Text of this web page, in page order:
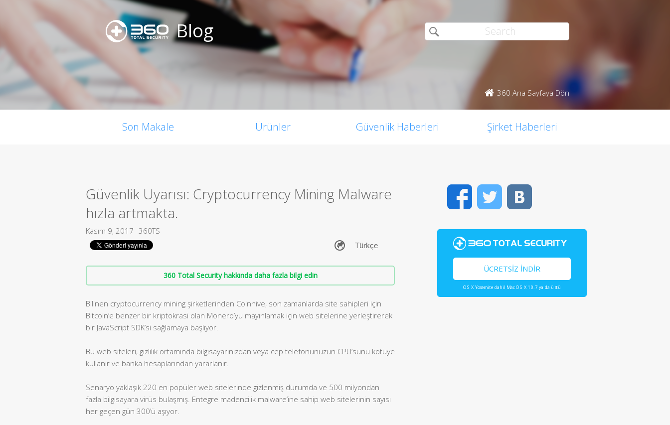
Blog
360 Ana Sayfaya Dön
Son Makale Ürünler Güvenlik Haberleri Şirket Haberleri
Güvenlik Uyarısı: Cryptocurrency Mining Malware
hızla artmakta.
Kasım 9, 2017 360TS
360 Total Security hakkında daha fazla bilgi edin
Bilinen cryptocurrency mining şirketlerinden Coinhive, son zamanlarda site sahipleri için
Bitcoin’e benzer bir kriptokrasi olan Monero’yu mayınlamak için web sitelerine yerleştirerek
bir JavaScript SDK’si sağlamaya başlıyor.
Bu web siteleri, gizlilik ortamında bilgisayarınızdan veya cep telefonunuzun CPU’sunu kötüye
kullanır ve banka hesaplarından yararlanır.
Senaryo yaklaşık 220 en popüler web sitelerinde gizlenmiş durumda ve 500 milyondan
fazla bilgisayara virüs bulaşmış. Entegre madencilik malware’ine sahip web sitelerinin sayısı
her geçen gün 300’ü aşıyor.
FacebookTwitter
ÜCRETSIZ İNDIR
OS X Yosemite dahil Mac OS X 10.7 ya da üstü